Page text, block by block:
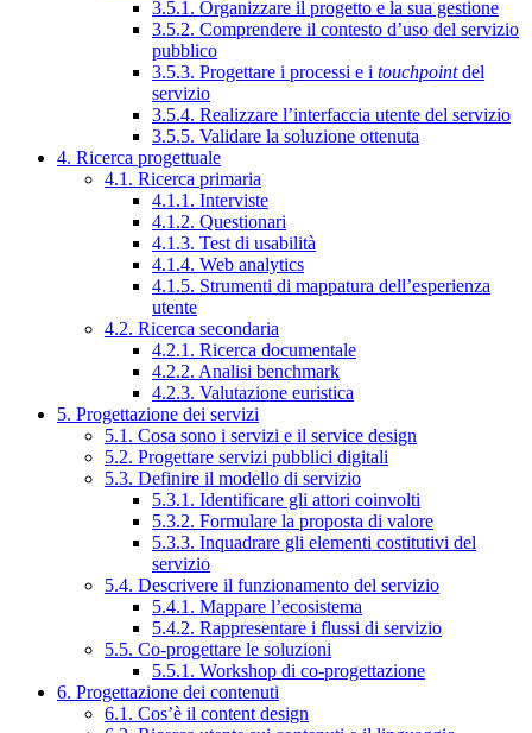
3.5.1. Organizzare il progetto e la sua gestione
3.5.2. Comprendere il contesto d’uso del servizio
pubblico
3.5.3. Progettare i processi e i touchpointdel
servizio
3.5.4. Realizzare l’interfaccia utente del servizio
3.5.5. Validare la soluzione ottenuta
4. Ricerca progettuale
4.1. Ricerca primaria
4.1.1. Interviste
4.1.2. Questionari
4.1.3. Test di usabilità
4.1.4. Web analytics
4.1.5. Strumenti di mappatura dell’esperienza
utente
4.2. Ricerca secondaria
4.2.1. Ricerca documentale
4.2.2. Analisi benchmark
4.2.3. Valutazione euristica
5. Progettazione dei servizi
5.1. Cosa sono i servizi e il service design
5.2. Progettare servizi pubblici digitali
5.3. Definire il modello di servizio
5.3.1. Identificare gli attori coinvolti
5.3.2. Formulare la proposta di valore
5.3.3. Inquadrare gli elementi costitutivi del
servizio
5.4. Descrivere il funzionamento del servizio
5.4.1. Mappare l’ecosistema
5.4.2. Rappresentare i flussi di servizio
5.5. Co-progettare le soluzioni
5.5.1. Workshop di co-progettazione
6. Progettazione dei contenuti
6.1. Cos’è il content design